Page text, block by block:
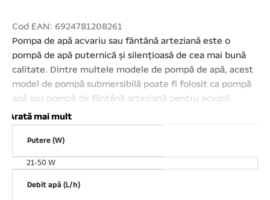
Cod EAN: 6924781208261
Pompa de apă acvariu sau fântână arteziană este o
pompă de apă puternică și silențioasă de cea mai bună
calitate. Dintre multele modele de pompă de apă, acest
model de pompă submersibilă poate fi folosit ca pompă
apă sau pompă de fântână arteziană pentru acvarii.
Înălțimea coloanei maxime de apă ridicată: 0, 7 metri.
Pentru acvarii de apă dulce și sărată. Motor electric
submersibil cu performanțe excelente în lucrul cu apă.
Prinderea pe acvariu se realizează cu ajutorul ventuzelor.
Buton de reglare debit. Ușor de utilizat și curățat.
Putere consumată: 6 W. Debit maxim: 200 L/H. Total
Arată mai mult
Putere (W)
21-50 W
Debit apă (L/h)